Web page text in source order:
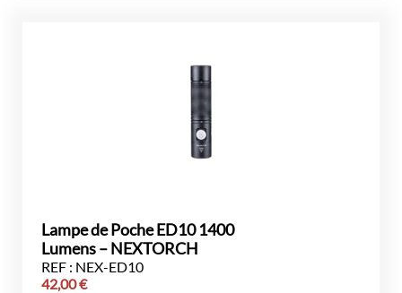
Lampe de Poche ED10 1400
Lumens – NEXTORCH
REF : NEX-ED10
42,00€